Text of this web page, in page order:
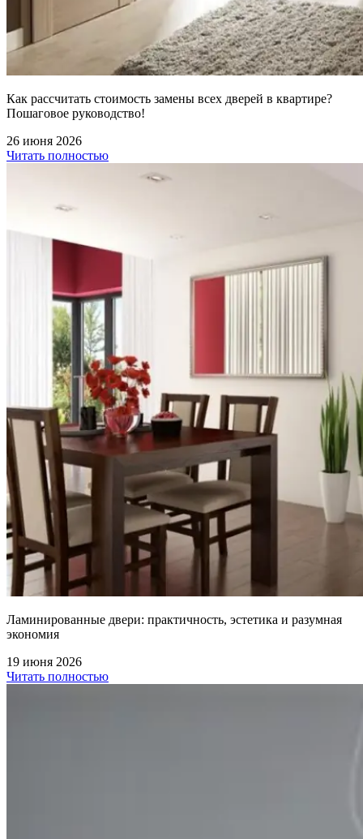
Как рассчитать стоимость замены всех дверей в квартире?
Пошаговое руководство!
26 июня 2026
Читать полностью
Ламинированные двери: практичность, эстетика и разумная
экономия
19 июня 2026
Читать полностью